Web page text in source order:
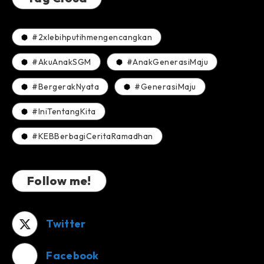
dan
Kelilingnya,
Harapan
Ibu
Hamil
yang
Terpinggirkan
#2xlebihputihmengencangkan
#AkuAnakSGM #AnakGenerasiMaju
#BergerakNyata #GenerasiMaju
#IniTentangKita
#KEBBerbagiCeritaRamadhan
Follow me!
Twitter
Facebook